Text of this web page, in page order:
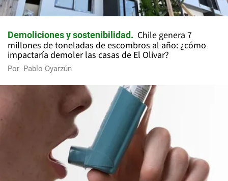
Demoliciones y sostenibilidad
Chile genera 7
millones de toneladas de escombros al año: ¿cómo
impactaría demoler las casas de El Olivar?
Por Pablo Oyarzún